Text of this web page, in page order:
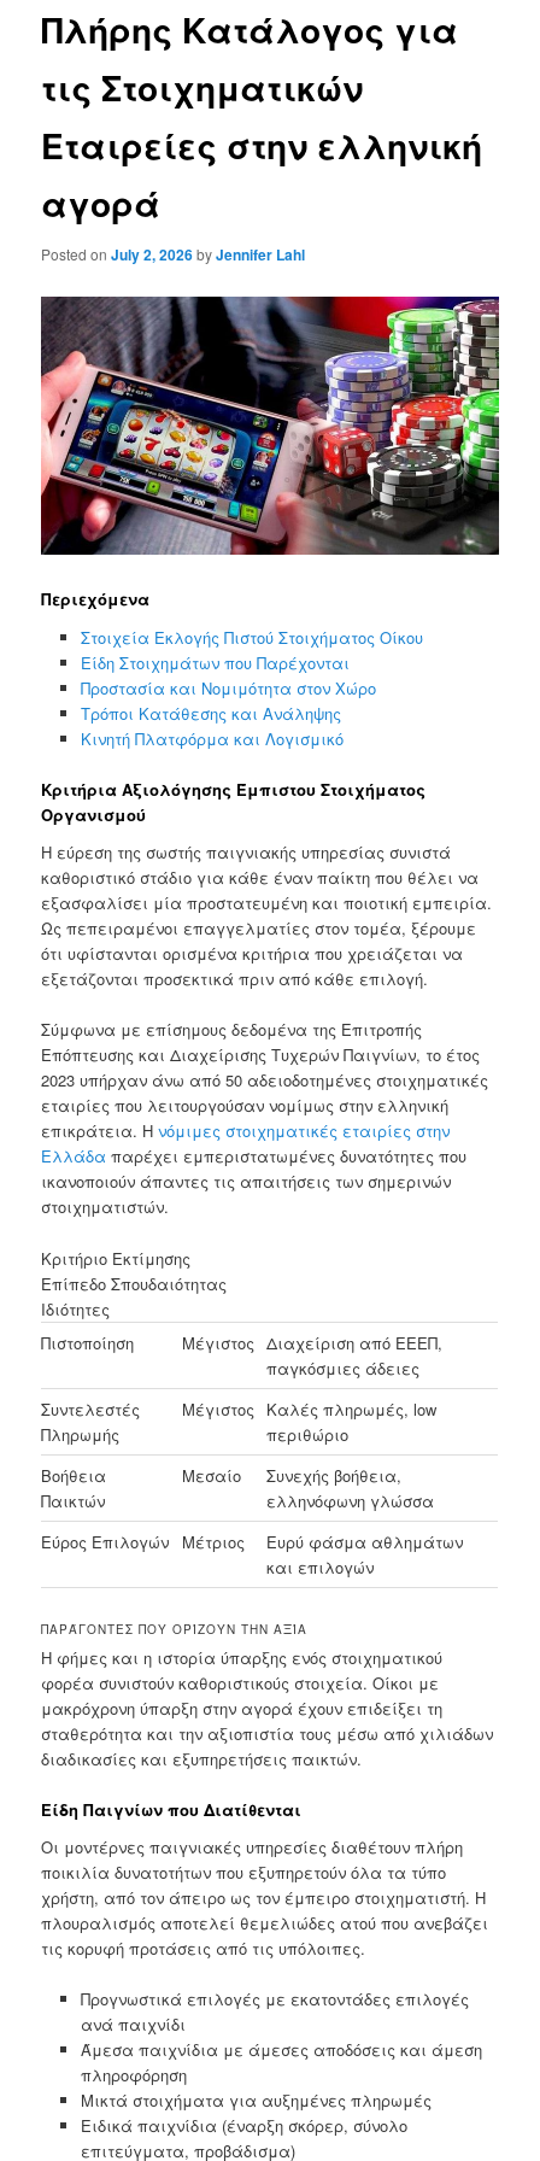
Πλήρης Κατάλογος για
τις Στοιχηματικών
Εταιρείες στην ελληνική
αγορά
Posted onJuly 2, 2026byJennifer Lahl
Περιεχόμενα
Στοιχεία Εκλογής Πιστού Στοιχήματος Οίκου
Είδη Στοιχημάτων που Παρέχονται
Προστασία και Νομιμότητα στον Χώρο
Τρόποι Κατάθεσης και Ανάληψης
Κινητή Πλατφόρμα και Λογισμικό
Κριτήρια Αξιολόγησης Έμπιστου Στοιχήματος
Οργανισμού
Η εύρεση της σωστής παιγνιακής υπηρεσίας συνιστά
καθοριστικό στάδιο για κάθε έναν παίκτη που θέλει να
εξασφαλίσει μία προστατευμένη και ποιοτική εμπειρία.
Ως πεπειραμένοι επαγγελματίες στον τομέα, ξέρουμε
ότι υφίστανται ορισμένα κριτήρια που χρειάζεται να
εξετάζονται προσεκτικά πριν από κάθε επιλογή.
Σύμφωνα με επίσημους δεδομένα της Επιτροπής
Επόπτευσης και Διαχείρισης Τυχερών Παιγνίων, το έτος
2023 υπήρχαν άνω από 50 αδειοδοτημένες στοιχηματικές
εταιρίες που λειτουργούσαν νομίμως στην ελληνική
επικράτεια. Ηνόμιμες στοιχηματικές εταιρίες στην
Ελλάδα παρέχει εμπεριστατωμένες δυνατότητες που
ικανοποιούν άπαντες τις απαιτήσεις των σημερινών
στοιχηματιστών.
Κριτήριο Εκτίμησης
Επίπεδο Σπουδαιότητας
Ιδιότητες
Πιστοποίηση
Μέγιστος Διαχείριση από ΕΕΕΠ,
παγκόσμιες άδειες
Συντελεστές
Πληρωμής
Μέγιστος
Καλές πληρωμές, low
περιθώριο
Βοήθεια
Παικτών
Μεσαίο
Συνεχής βοήθεια,
ελληνόφωνη γλώσσα
Εύρος Επιλογών
Μέτριος
Ευρύ φάσμα αθλημάτων
και επιλογών
ΠΑΡΆΓΟΝΤΕΣ ΠΟΥ ΟΡΊΖΟΥΝ ΤΗΝ ΑΞΊΑ
Η φήμες και η ιστορία ύπαρξης ενός στοιχηματικού
φορέα συνιστούν καθοριστικούς στοιχεία. Οίκοι με
μακρόχρονη ύπαρξη στην αγορά έχουν επιδείξει τη
σταθερότητα και την αξιοπιστία τους μέσω από χιλιάδων
διαδικασίες και εξυπηρετήσεις παικτών.
Είδη Παιγνίων που Διατίθενται
Οι μοντέρνες παιγνιακές υπηρεσίες διαθέτουν πλήρη
ποικιλία δυνατοτήτων που εξυπηρετούν όλα τα τύπο
χρήστη, από τον άπειρο ως τον έμπειρο στοιχηματιστή. Η
πλουραλισμός αποτελεί θεμελιώδες ατού που ανεβάζει
τις κορυφή προτάσεις από τις υπόλοιπες.
Προγνωστικά επιλογές με εκατοντάδες επιλογές
ανά παιχνίδι
Άμεσα παιχνίδια με άμεσες αποδόσεις και άμεση
πληροφόρηση
Μικτά στοιχήματα για αυξημένες πληρωμές
Ειδικά παιχνίδια (έναρξη σκόρερ, σύνολο
επιτεύγματα, προβάδισμα)